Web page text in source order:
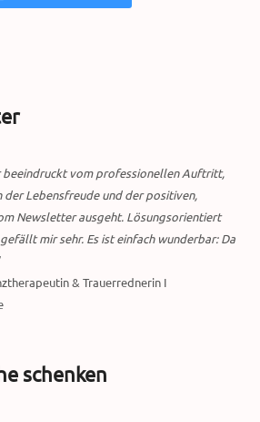
beeindruckt vom professionellen Auftritt,
Lebensfreude und der positiven,
Newsletter ausgeht. Lösungsorientiert
mir sehr. Es ist einfach wunderbar: Da
& Trauerrednerin I
schenken